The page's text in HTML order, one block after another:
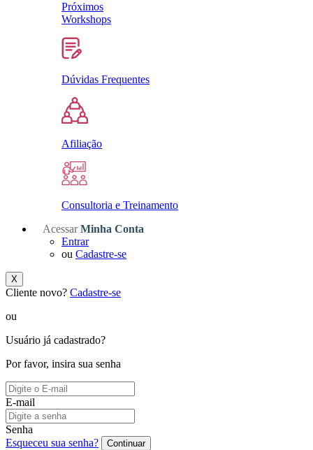
Próximos
Workshops
Dúvidas Frequentes
Afiliação
Consultoria e Treinamento
Acessar Minha Conta
Entrar
ou Cadastre-se
X
Cliente novo? Cadastre-se
ou
Usuário já cadastrado?
Por favor, insira sua senha
E-mail
Senha
Esqueceu sua senha?
Continuar